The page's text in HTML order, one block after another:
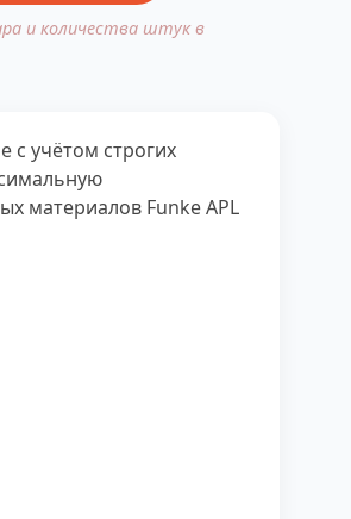
и количества штук в
с учётом строгих
материалов Funke APL